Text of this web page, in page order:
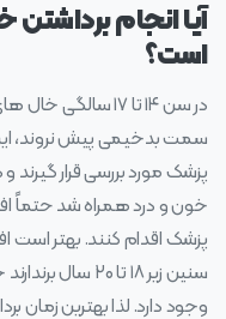
آیا انجام
است؟
در سن ۱۴ تا ۱۷
سمت بدخیمی پیش نروند،
پزشک مورد بررسی قرار گیرند
خون و درد همراه شد حتماً
پزشک اقدام کنند. بهتر است
سنین زیر ۱۸ تا
وجود دارد. لذا بهترین زمان برداشتن